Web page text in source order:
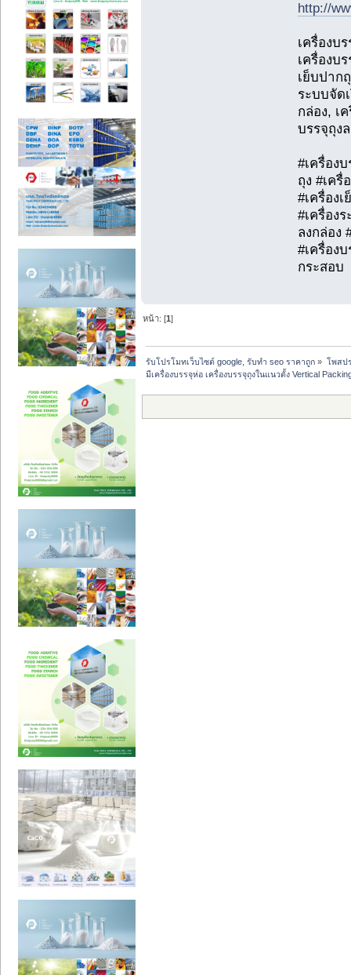
http://
เครื่องบ
เครื่องบ
เย็บปาก
ระบบจัด
กล่อง, เ
บรรจุถุง
#เครื่อง
ถุง #เค
#เครื่อง
#เครื่อง
ลงกล่อง
#เครื่อง
กระสอบ
หน้า: [1]
รับโปรโมทเว็บไซต์ google, รับทำ seo ราคาถูก » โพสป
มีเครื่องบรรจุห่อ เครื่องบรรจุถุงในแนวตั้ง Vertical